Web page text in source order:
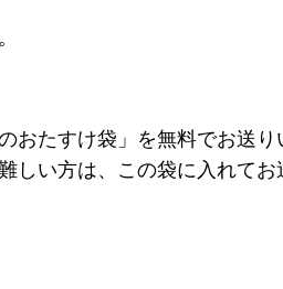
おたすけ袋」を無料でお送り
しい方は、この袋に入れてお